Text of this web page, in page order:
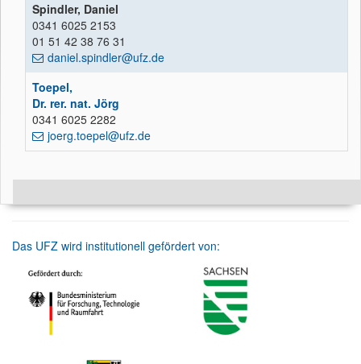
Spindler, Daniel
0341 6025 2153
01 51 42 38 76 31
daniel.spindler@ufz.de
Toepel,
Dr. rer. nat. Jörg
0341 6025 2282
joerg.toepel@ufz.de
Das UFZ wird institutionell gefördert von: